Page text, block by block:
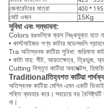
জেনারেটরের মাত্রা 400 *
মোট ওজন 15Kg
সুবিধা এবং সম্ভাবনা:
Colors রঙগুলিকে ক্রস লিঙ্কযুক্ত হতে
• কাস্টমাইজড পণ্য কাটার মডেলগুলি
Tra অতিস্বনক কাটিয়া সুবিধা: জরিমানা
• কাটা যায়: শীট, আয়তক্ষেত্র, ত্রিভুজ,
Cutting বিস্তৃত কাটিয়া অবজেক্টস,
Traditionalতিহ্যগত কাটিয়া
অতিস্বনক কাটিয়া মেশিন এমন একটি
শক্তি ব্যবহার করে। সবচেয়ে বড়
না।